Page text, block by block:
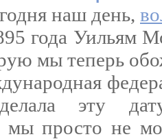
наш день,
года Уильям
мы теперь
эту
просто не